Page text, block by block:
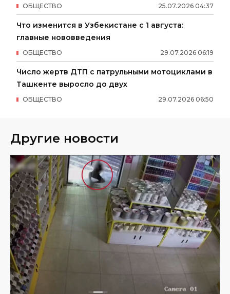
25.07.2026 04:37
ОБЩЕСТВО
Что изменится в Узбекистане с 1 августа:
главные нововведения
29.07.2026 06:19
ОБЩЕСТВО
Число жертв ДТП с патрульными мотоциклами в
Ташкенте выросло до двух
29.07.2026 06:50
ОБЩЕСТВО
Другие новости